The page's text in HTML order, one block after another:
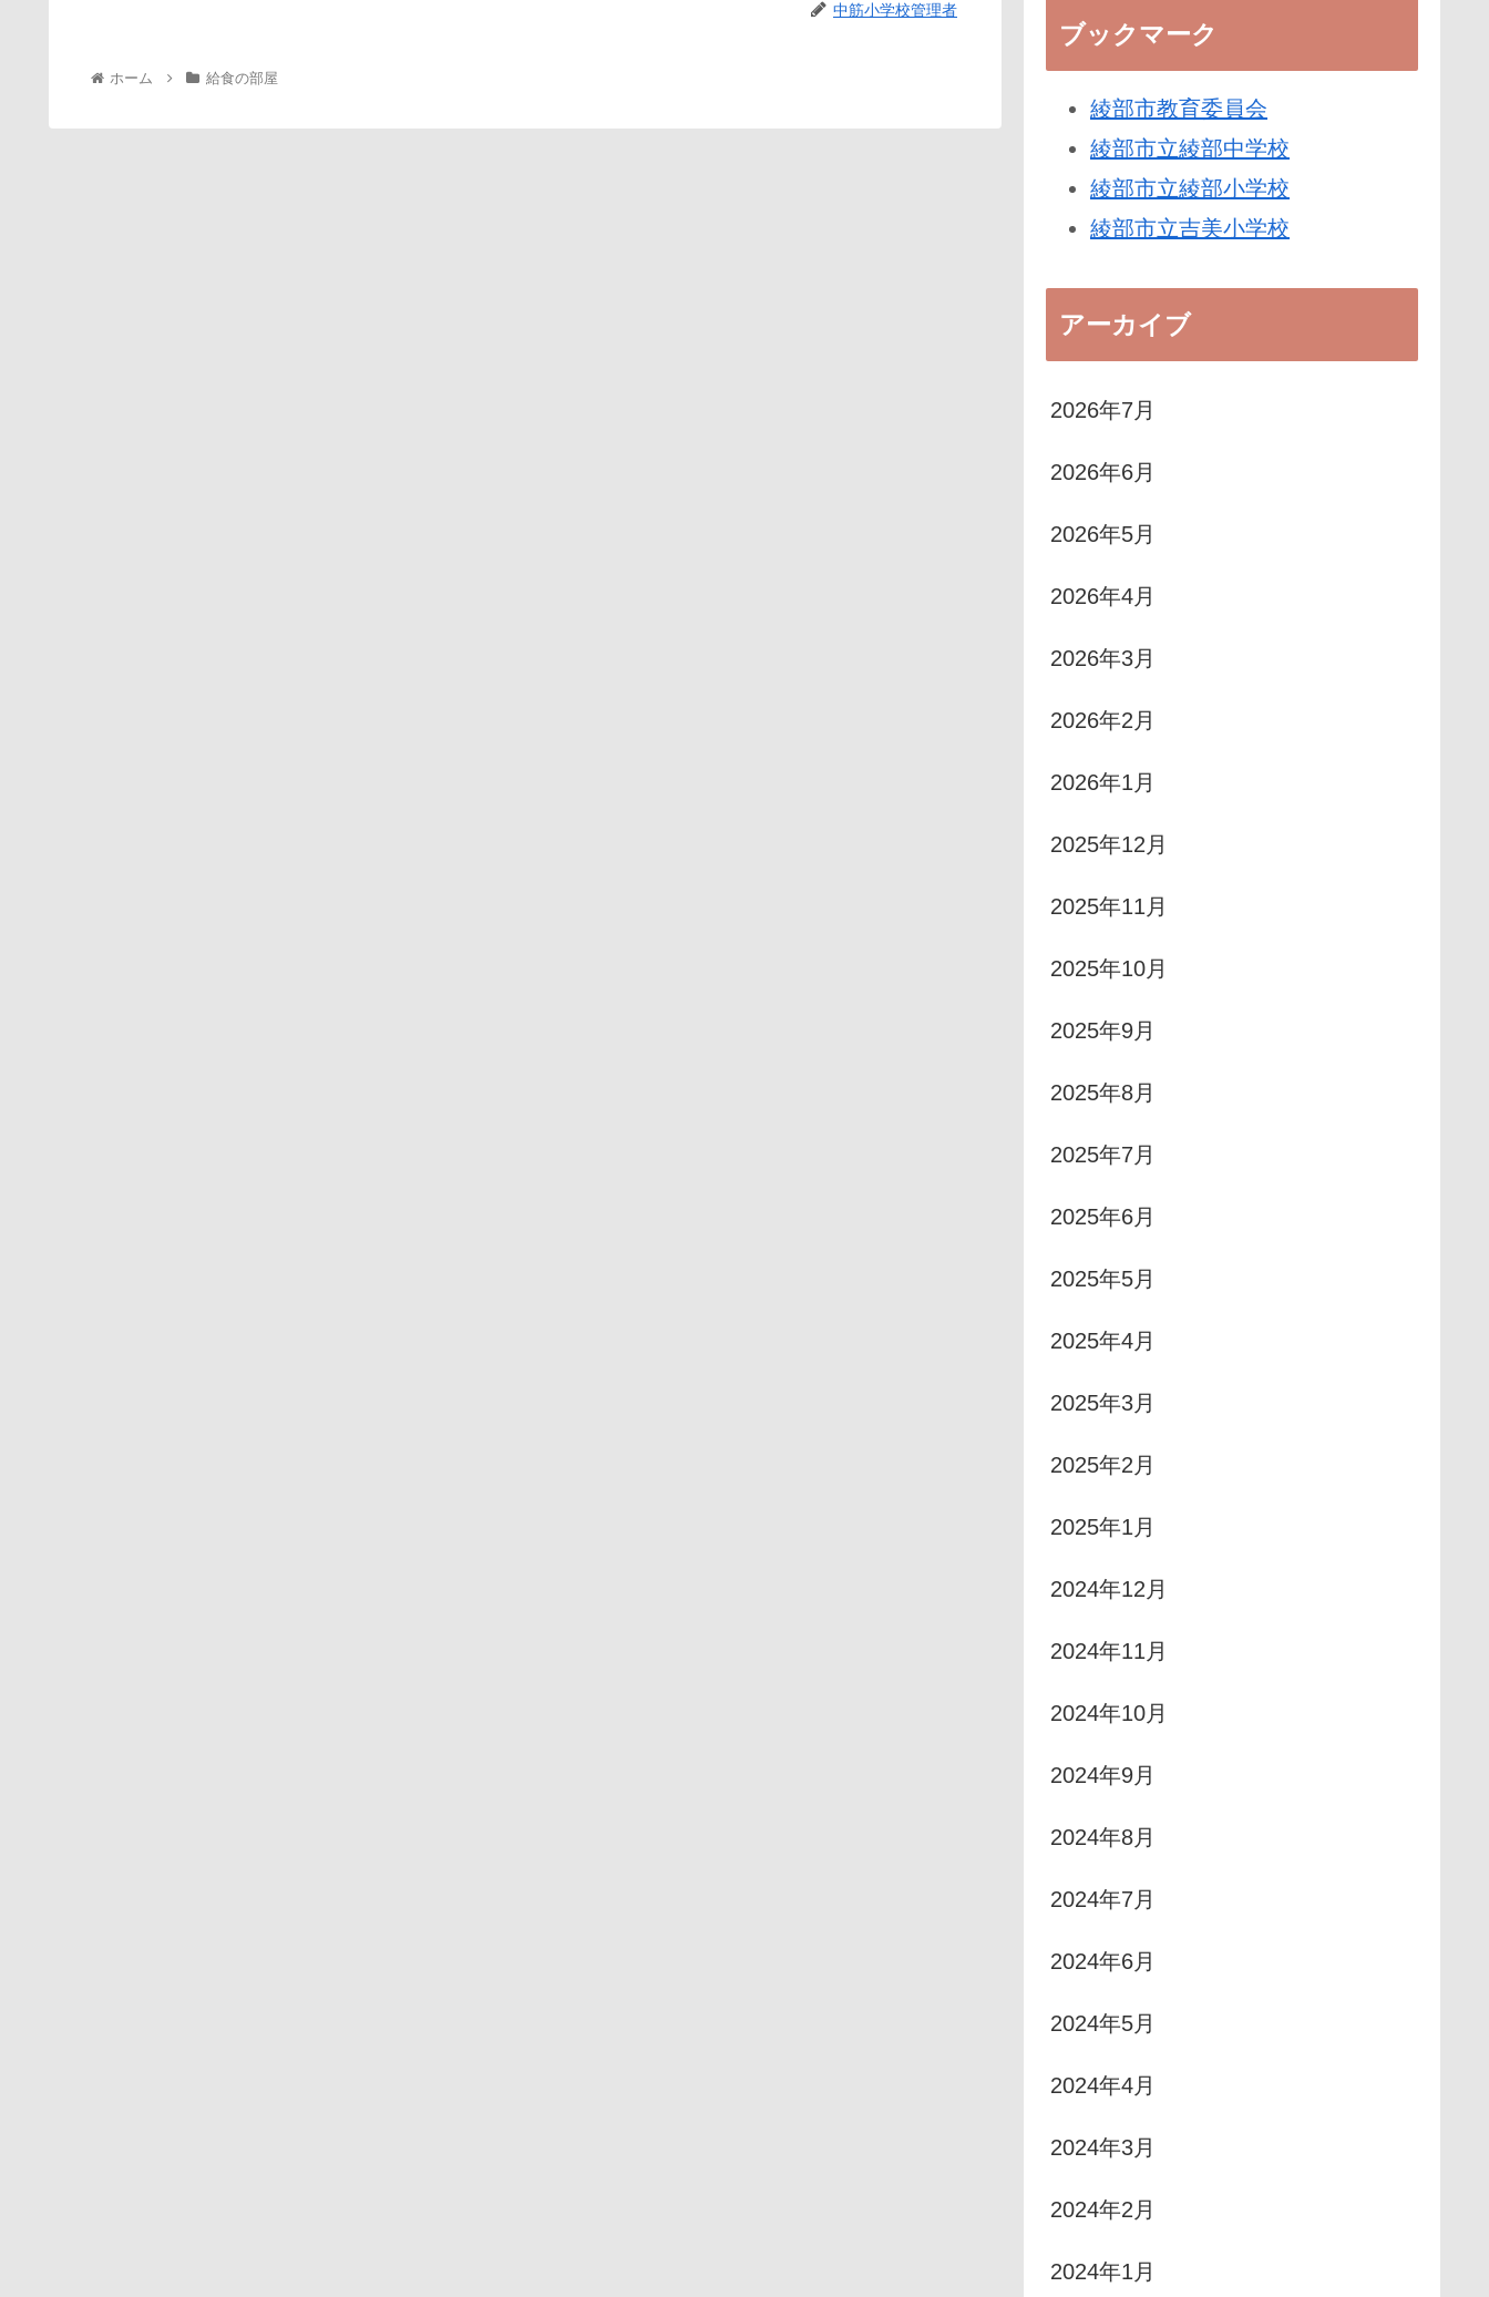
中筋小学校管理者
ホーム 給食の部屋
ブックマーク
綾部市教育委員会
綾部市立綾部中学校
綾部市立綾部小学校
綾部市立吉美小学校
アーカイブ
2026年7月
2026年6月
2026年5月
2026年4月
2026年3月
2026年2月
2026年1月
2025年12月
2025年11月
2025年10月
2025年9月
2025年8月
2025年7月
2025年6月
2025年5月
2025年4月
2025年3月
2025年2月
2025年1月
2024年12月
2024年11月
2024年10月
2024年9月
2024年8月
2024年7月
2024年6月
2024年5月
2024年4月
2024年3月
2024年2月
2024年1月